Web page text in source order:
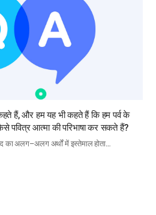
हैं, और हम यह भी कहते हैं कि हम पर्व के
पवित्र आत्मा की परिभाषा कर सकते हैं?
का अलग–अलग अर्थों में इस्तेमाल होता…